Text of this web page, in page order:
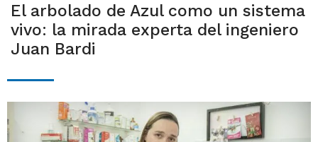
El arbolado de Azul como un sistema
vivo: la mirada experta del ingeniero
Juan Bardi